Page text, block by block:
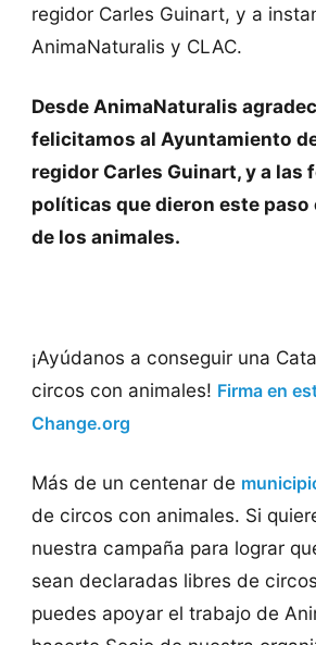
regidor Carles Guinart, y a
AnimaNaturalis y CLAC.
Desde AnimaNaturalis
felicitamos al Ayuntamiento
regidor Carles Guinart, y a las
políticas que dieron este paso
de los animales.
¡Ayúdanos a conseguir una
circos con animales! Firma en
Change.org
Más de un centenar de
de circos con animales. Si
nuestra campaña para lograr
sean declaradas libres de
puedes apoyar el trabajo de